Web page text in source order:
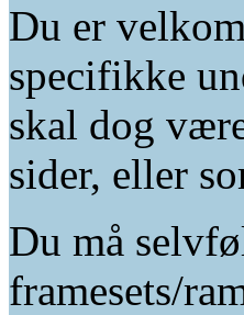
Du er
specifikke
skal dog
sider, eller
Du må
framesets/